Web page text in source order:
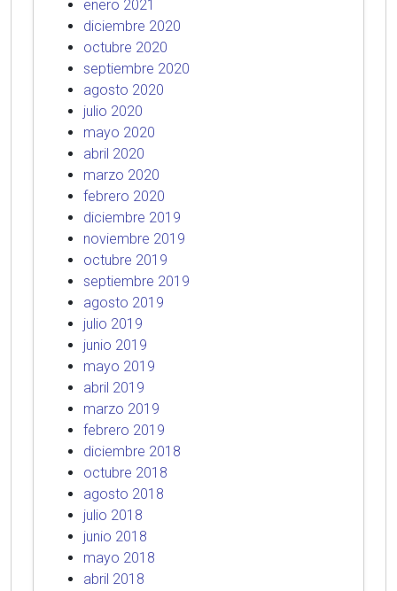
enero 2021
diciembre 2020
octubre 2020
septiembre 2020
agosto 2020
julio 2020
mayo 2020
abril 2020
marzo 2020
febrero 2020
diciembre 2019
noviembre 2019
octubre 2019
septiembre 2019
agosto 2019
julio 2019
junio 2019
mayo 2019
abril 2019
marzo 2019
febrero 2019
diciembre 2018
octubre 2018
agosto 2018
julio 2018
junio 2018
mayo 2018
abril 2018